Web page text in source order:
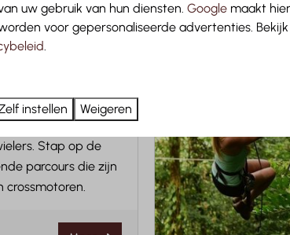
Meer
EldoRADo
Stap op de
parcours die zijn
uw gebruik van hun diensten. Google maakt
voor gepersonaliseerde advertenties.
.
instellen Weigeren